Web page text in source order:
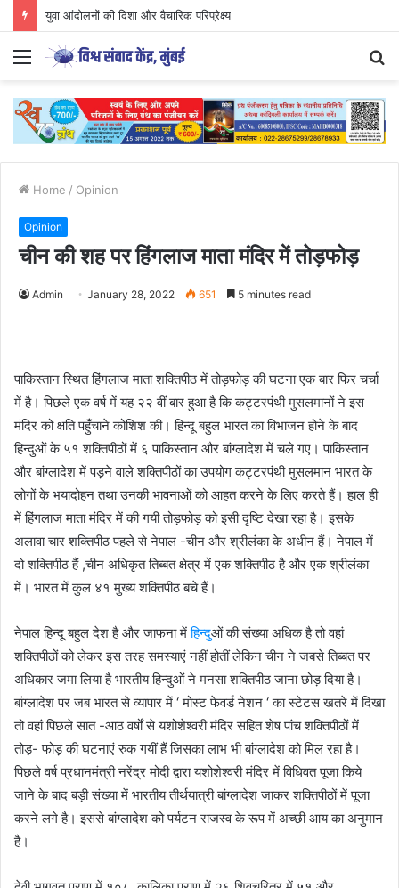
युवा आंदोलनों की दिशा और वैचारिक परिप्रेक्ष्य
Menu
Home / Opinion
Opinion
चीन की शह पर हिंगलाज माता मंदिर में तोड़फोड़
Admin January 28, 2022 651 5 minutes read
पाकिस्तान स्थित हिंगलाज माता शक्तिपीठ में तोड़फोड़ की घटना एक बार फिर चर्चा
में है। पिछले एक वर्ष में यह २२ वीं बार हुआ है कि कट्टरपंथी मुसलमानों ने इस
मंदिर को क्षति पहुँचाने कोशिश की। हिन्दू बहुल भारत का विभाजन होने के बाद
हिन्दुओं के ५१ शक्तिपीठों में ६ पाकिस्तान और बांग्लादेश में चले गए। पाकिस्तान
और बांग्लादेश में पड़ने वाले शक्तिपीठों का उपयोग कट्टरपंथी मुसलमान भारत के
लोगों के भयादोहन तथा उनकी भावनाओं को आहत करने के लिए करते हैं। हाल ही
में हिंगलाज माता मंदिर में की गयी तोड़फोड़ को इसी दृष्टि देखा रहा है। इसके
अलावा चार शक्तिपीठ पहले से नेपाल -चीन और श्रीलंका के अधीन हैं। नेपाल में
दो शक्तिपीठ हैं ,चीन अधिकृत तिब्बत क्षेत्र में एक शक्तिपीठ है और एक श्रीलंका
में। भारत में कुल ४१ मुख्य शक्तिपीठ बचे हैं।
नेपाल हिन्दू बहुल देश है और जाफना मेंहिन्दुओं की संख्या अधिक है तो वहां
शक्तिपीठों को लेकर इस तरह समस्याएं नहीं होतीं लेकिन चीन ने जबसे तिब्बत पर
अधिकार जमा लिया है भारतीय हिन्दुओं ने मनसा शक्तिपीठ जाना छोड़ दिया है।
बांग्लादेश पर जब भारत से व्यापार में ‘ मोस्ट फेवर्ड नेशन ‘ का स्टेटस खतरे में दिखा
तो वहां पिछले सात -आठ वर्षों से यशोशेश्वरी मंदिर सहित शेष पांच शक्तिपीठों में
तोड़- फोड़ की घटनाएं रुक गयीं हैं जिसका लाभ भी बांग्लादेश को मिल रहा है।
पिछले वर्ष प्रधानमंत्री नरेंद्र मोदी द्वारा यशोशेश्वरी मंदिर में विधिवत पूजा किये
जाने के बाद बड़ी संख्या में भारतीय तीर्थयात्री बांग्लादेश जाकर शक्तिपीठों में पूजा
करने लगे है। इससे बांग्लादेश को पर्यटन राजस्व के रूप में अच्छी आय का अनुमान
है।